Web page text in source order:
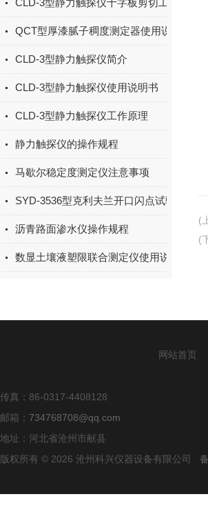
CLD-3型静力触探仪十字板剪切工作原理
QCT型厚漆腻子稠度测定器使用说明书
CLD-3型静力触探仪简介
CLD-3型静力触探仪使用说明书
CLD-3型静力触探仪工作原理
静力触探仪的操作规程
马歇尔稳定度测定仪注意事项
SYD-3536型克利夫兰开口闪点试验仪安装
沥青路面渗水仪操作规程
数显土壤液塑限联合测定仪使用说明
(
(
网站首页
传真：86-0317-4408128
邮箱： 734768708@qq.com
地址：河北省沧州市献县
版权所有 © 2026 沧州科兴仪器设备有限公司